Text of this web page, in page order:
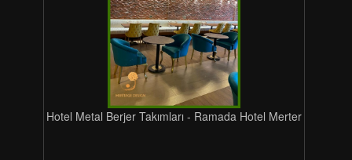
Hotel Metal Berjer Takımları - Ramada Hotel Merter